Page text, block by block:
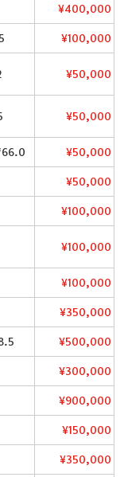
¥400,000
¥100,000
¥50,000
¥50,000
¥50,000
¥50,000
¥100,000
¥100,000
¥100,000
¥350,000
¥500,000
¥300,000
¥900,000
¥150,000
¥350,000